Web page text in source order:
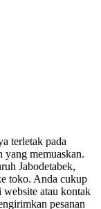
terletak pada
yang memuaskan.
Jabodetabek,
toko. Anda cukup
atau kontak
pesanan